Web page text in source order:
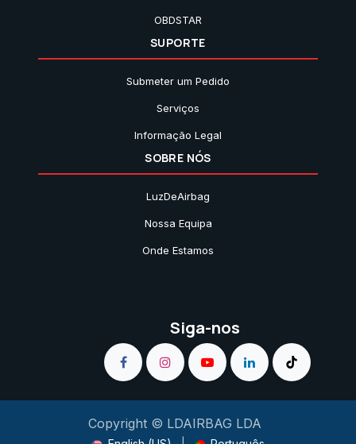
OBDSTAR
SUPORTE
Submeter um Pedido
Serviços
Informação Legal
SOBRE NÓS
LuzDeAirbag
Nossa Equipa
Onde Estamos
Siga-nos
Copyright © LDAIRBAG LDA